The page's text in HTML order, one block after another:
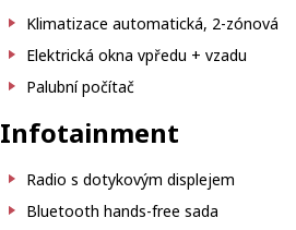
Klimatizace automatická, 2-zónová
Elektrická okna vpředu + vzadu
Palubní počítač
Infotainment
Radio s dotykovým displejem
Bluetooth hands-free sada